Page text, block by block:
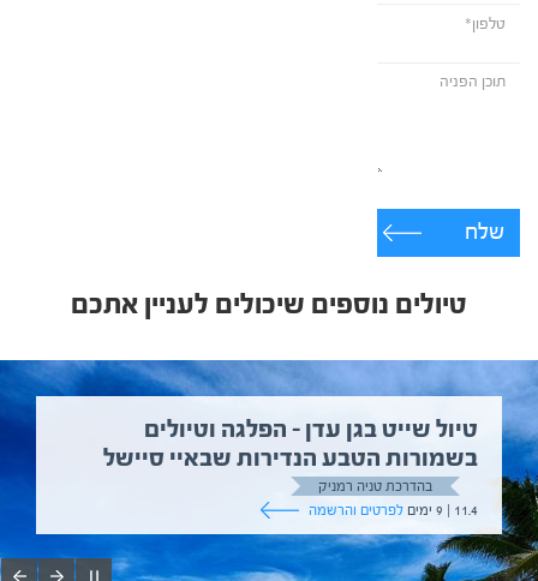
שלח
טיולים נוספים שיכולים לעניין אתכם
טיול שייט בגן עדן – הפלגה וטיולים
בשמורות הטבע הנדירות שבאיי סיישל
בהדרכת טניה רמניק
11.4 | 9 ימים
לפרטים והרשמה